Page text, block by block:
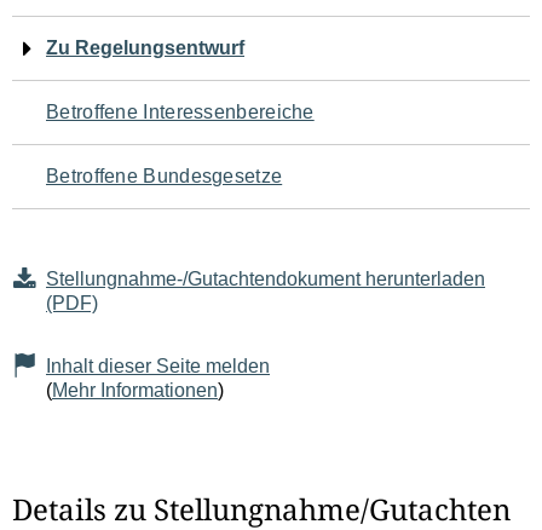
für
den
Seiteninhalt
Zu Regelungsentwurf
Betroffene Interessenbereiche
Betroffene Bundesgesetze
Stellungnahme-/Gutachtendokument herunterladen
(PDF)
Inhalt dieser Seite melden
(Mehr Informationen)
Details zu Stellungnahme/Gutachten